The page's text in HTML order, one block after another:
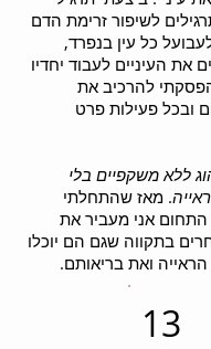
לשיפור זרימת הדם
על כל עין בנפרד,
את העיניים לעבוד יחדיו
להרכיב את
ובכל פעילות פרט
ללא משקפיים בלי
. מאז שהתחלתי
התחום אני מעביר את
בתקווה שגם הם יוכלו
ואת בריאותם.
13